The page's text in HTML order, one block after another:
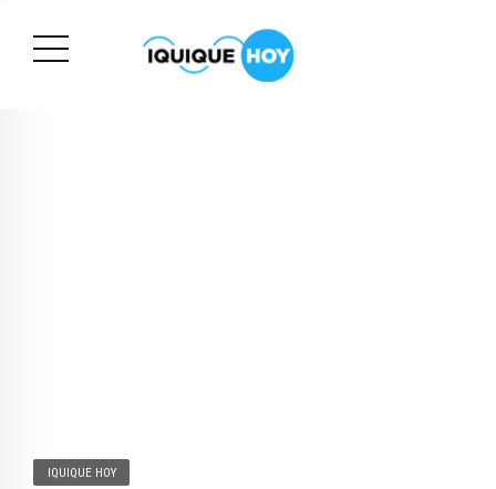
IQUIQUE HOY